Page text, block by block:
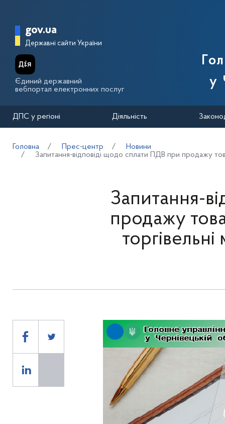
Головна сторінка Державної
gov.ua
Державні сайти України
Єдиний державний
вебпортал електронних послуг
у
ДПС у регіоні Діяльність
Головна Прес-центр
Новини
Запитання-відповіді щодо сплати ПДВ при продажу
Запитання-
продажу